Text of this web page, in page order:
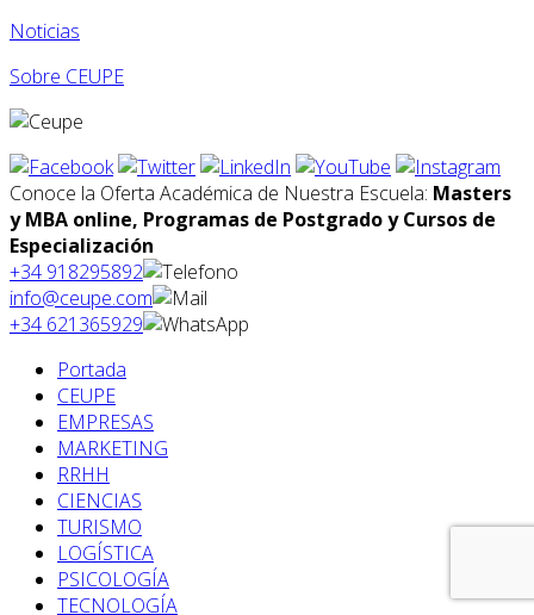
Noticias
Sobre CEUPE
Conoce la Oferta Académica de Nuestra Escuela: Masters
y MBA online, Programas de Postgrado y Cursos de
Especialización
+34 918295892
info@ceupe.com
+34 621365929
Portada
CEUPE
EMPRESAS
MARKETING
RRHH
CIENCIAS
TURISMO
LOGÍSTICA
PSICOLOGÍA
TECNOLOGÍA